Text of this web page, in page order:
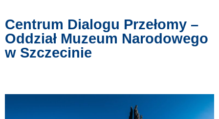
Centrum Dialogu Przełomy –
Oddział Muzeum Narodowego
w Szczecinie